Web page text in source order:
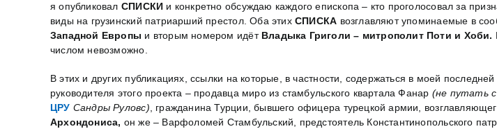
я опубликовал СПИСКИ и конкретно обсуждаю каждого епископа – кто проголосовал за
виды на грузинский патриарший престол. Оба этихСПИСКА возглавляют упоминаемые в
Западной Европы и вторым номером идёт Владыка Григоли – митрополит Поти и Хоби.
числом невозможно.
В этих и других публикациях, ссылки на которые, в частности, содержаться в моей
руководителя этого проекта – продавца миро из стамбульского квартала Фанар (не путать
ЦРУ Сандры Руловс), гражданина Турции, бывшего офицера турецкой армии,
Архондониса, он же – Варфоломей Стамбульский, предстоятель Константинопольского